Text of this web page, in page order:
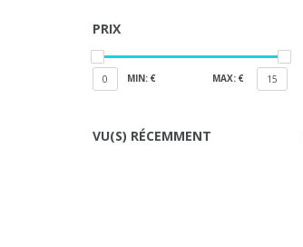
PRIX
0 MIN: € MAX: € 15
VU(S) RÉCEMMENT